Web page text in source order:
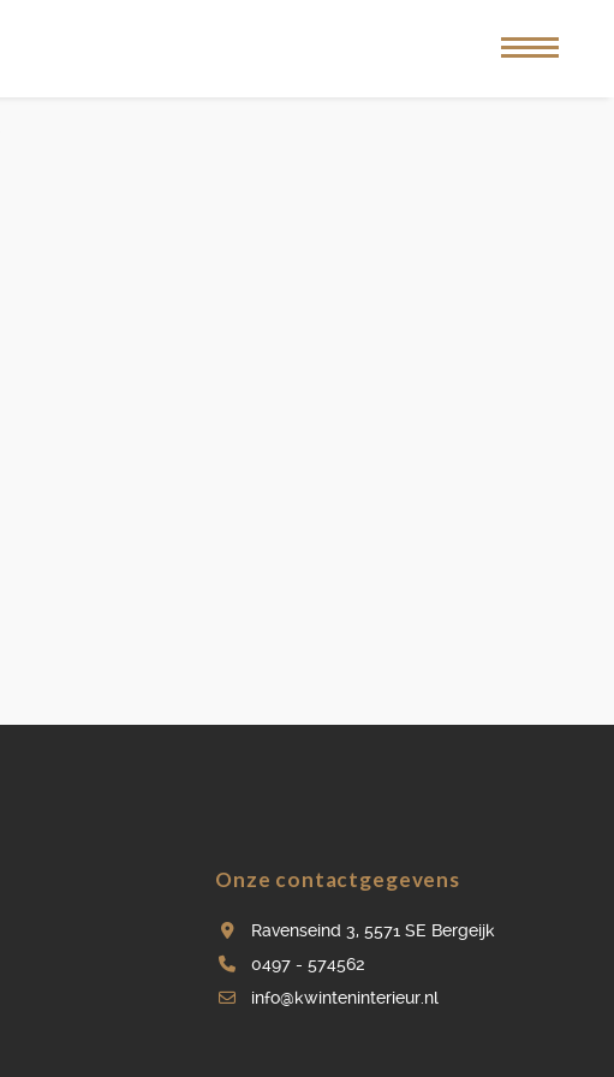
Onze contactgegevens
Ravenseind 3, 5571 SE Bergeijk
0497 - 574562
info@kwinteninterieur.nl